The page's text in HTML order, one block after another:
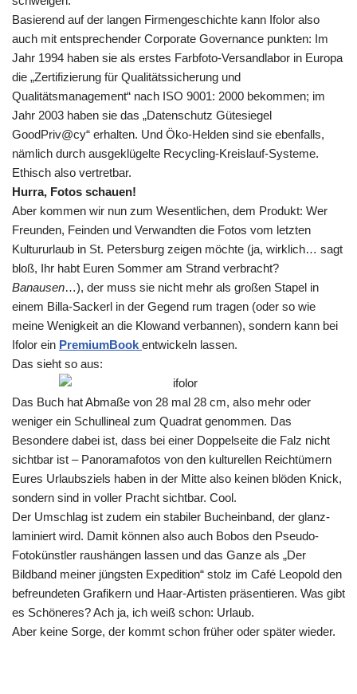
Basierend auf der langen Firmengeschichte kann Ifolor also
auch mit entsprechender Corporate Governance punkten: Im
Jahr 1994 haben sie als erstes Farbfoto-Versandlabor in Europa
die „Zertifizierung für Qualitätssicherung und
Qualitätsmanagement“ nach ISO 9001: 2000 bekommen; im
Jahr 2003 haben sie das „Datenschutz Gütesiegel
GoodPriv@cy“ erhalten. Und Öko-Helden sind sie ebenfalls,
nämlich durch ausgeklügelte Recycling-Kreislauf-Systeme.
Ethisch also vertretbar.
Hurra, Fotos schauen!
Aber kommen wir nun zum Wesentlichen, dem Produkt: Wer
Freunden, Feinden und Verwandten die Fotos vom letzten
Kultururlaub in St. Petersburg zeigen möchte (ja, wirklich… sagt
bloß, Ihr habt Euren Sommer am Strand verbracht?
Banausen…), der muss sie nicht mehr als großen Stapel in
einem Billa-Sackerl in der Gegend rum tragen (oder so wie
meine Wenigkeit an die Klowand verbannen), sondern kann bei
Ifolor ein PremiumBook entwickeln lassen.
Das sieht so aus:
Das Buch hat Abmaße von 28 mal 28 cm, also mehr oder
weniger ein Schullineal zum Quadrat genommen. Das
Besondere dabei ist, dass bei einer Doppelseite die Falz nicht
sichtbar ist – Panoramafotos von den kulturellen Reichtümern
Eures Urlaubsziels haben in der Mitte also keinen blöden Knick,
sondern sind in voller Pracht sichtbar. Cool.
Der Umschlag ist zudem ein stabiler Bucheinband, der glanz-
laminiert wird. Damit können also auch Bobos den Pseudo-
Fotokünstler raushängen lassen und das Ganze als „Der
Bildband meiner jüngsten Expedition“ stolz im Café Leopold den
befreundeten Grafikern und Haar-Artisten präsentieren. Was gibt
es Schöneres? Ach ja, ich weiß schon: Urlaub.
Aber keine Sorge, der kommt schon früher oder später wieder.